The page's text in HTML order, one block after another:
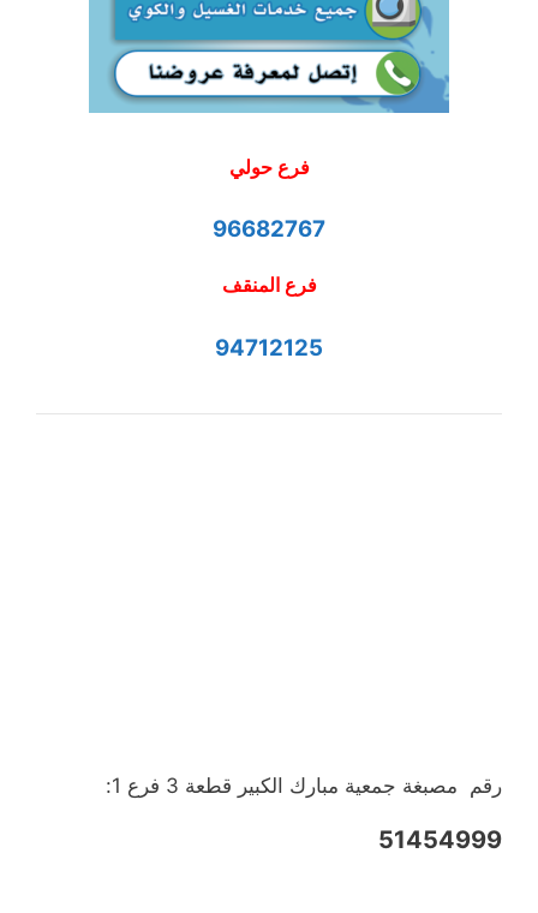
فرع حولي
96682767
فرع المنقف
94712125
رقم مصبغة جمعية مبارك الكبير قطعة 3 فرع 1:
51454999